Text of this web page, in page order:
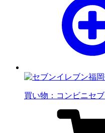
買い物：コンビニセ